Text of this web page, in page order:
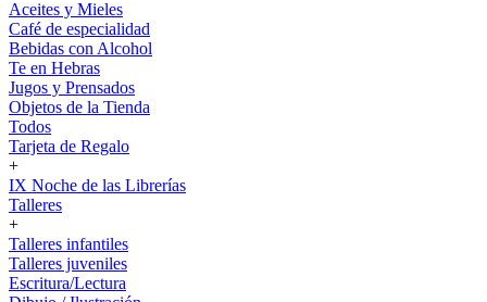
Aceites y Mieles
Café de especialidad
Bebidas con Alcohol
Te en Hebras
Jugos y Prensados
Objetos de la Tienda
Todos
Tarjeta de Regalo
+
IX Noche de las Librerías
Talleres
+
Talleres infantiles
Talleres juveniles
Escritura/Lectura